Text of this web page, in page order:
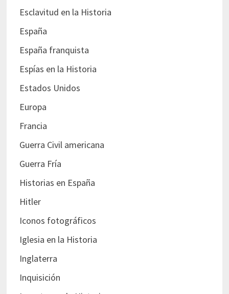
Esclavitud en la Historia
España
España franquista
Espías en la Historia
Estados Unidos
Europa
Francia
Guerra Civil americana
Guerra Fría
Historias en España
Hitler
Iconos fotográficos
Iglesia en la Historia
Inglaterra
Inquisición